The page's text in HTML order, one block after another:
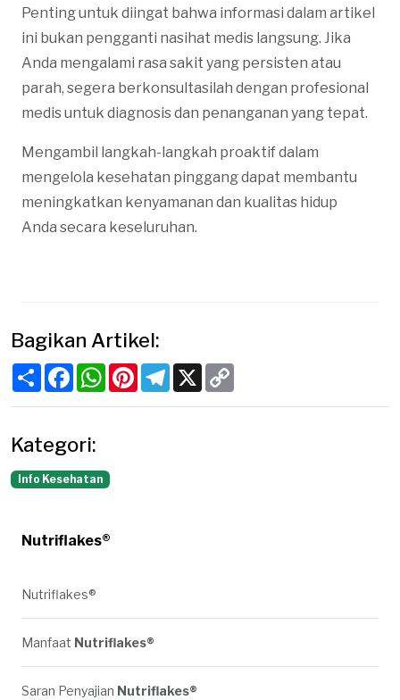
Penting untuk diingat bahwa informasi dalam artikel
ini bukan pengganti nasihat medis langsung. Jika
Anda mengalami rasa sakit yang persisten atau
parah, segera berkonsultasilah dengan profesional
medis untuk diagnosis dan penanganan yang tepat.
Mengambil langkah-langkah proaktif dalam
mengelola kesehatan pinggang dapat membantu
meningkatkan kenyamanan dan kualitas hidup
Anda secara keseluruhan.
Bagikan Artikel:
ShareFacebookWhatsApp
PinterestTelegram
X
Kategori:
Info Kesehatan
Nutriflakes®
Nutriflakes®
Manfaat Nutriflakes®
Saran Penyajian Nutriflakes®